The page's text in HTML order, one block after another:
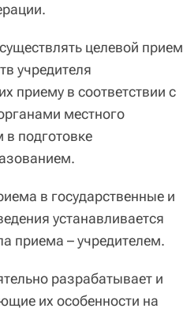
целевой прием
учредителя
приему в соответствии с
местного
в подготовке
в государственные и
устанавливается
приема – учредителем.
разрабатывает и
их особенности на